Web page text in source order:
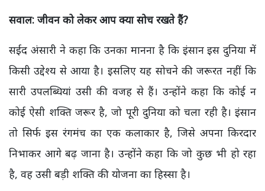
सवाल: जीवन को लेकर आप क्या सोच रखते हैं?
सईद अंसारी ने कहा कि उनका मानना है कि इंसान इस दुनिया में
किसी उद्देश्य से आया है। इसलिए यह सोचने की जरूरत नहीं कि
सारी उपलब्धियां उसी की वजह से हैं। उन्होंने कहा कि कोई न
कोई ऐसी शक्ति जरूर है, जो पूरी दुनिया को चला रही है। इंसान
तो सिर्फ इस रंगमंच का एक कलाकार है, जिसे अपना किरदार
निभाकर आगे बढ़ जाना है। उन्होंने कहा कि जो कुछ भी हो रहा
है, वह उसी बड़ी शक्ति की योजना का हिस्सा है।